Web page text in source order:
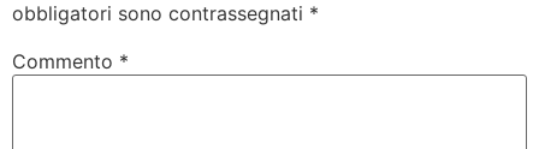
obbligatori sono contrassegnati *
Commento *